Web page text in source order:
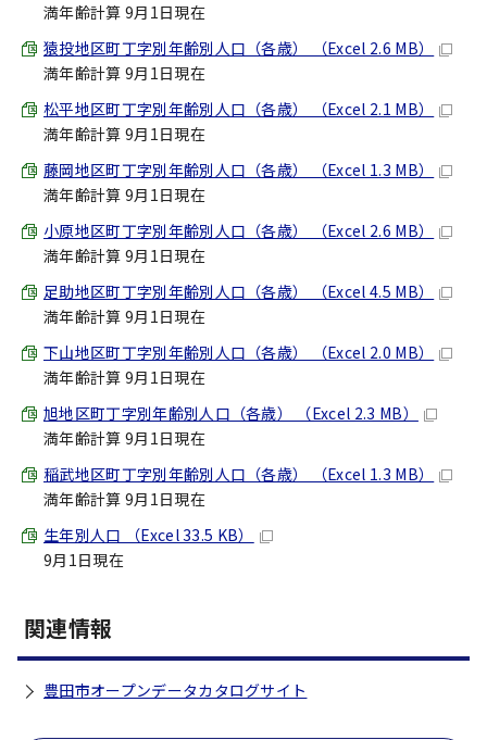
満年齢計算 9月1日現在
猿投地区町丁字別年齢別人口（各歳） （Excel 2.6 MB）
満年齢計算 9月1日現在
松平地区町丁字別年齢別人口（各歳） （Excel 2.1 MB）
満年齢計算 9月1日現在
藤岡地区町丁字別年齢別人口（各歳） （Excel 1.3 MB）
満年齢計算 9月1日現在
小原地区町丁字別年齢別人口（各歳） （Excel 2.6 MB）
満年齢計算 9月1日現在
足助地区町丁字別年齢別人口（各歳） （Excel 4.5 MB）
満年齢計算 9月1日現在
下山地区町丁字別年齢別人口（各歳） （Excel 2.0 MB）
満年齢計算 9月1日現在
旭地区町丁字別年齢別人口（各歳） （Excel 2.3 MB）
満年齢計算 9月1日現在
稲武地区町丁字別年齢別人口（各歳） （Excel 1.3 MB）
満年齢計算 9月1日現在
生年別人口 （Excel 33.5 KB）
9月1日現在
関連情報
豊田市オープンデータカタログサイト